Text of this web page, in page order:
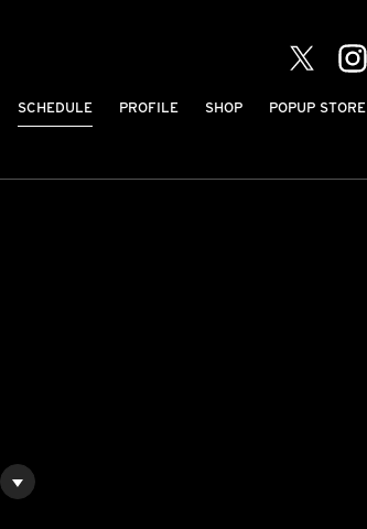
SCHEDULE PROFILE SHOP POPUP STORE